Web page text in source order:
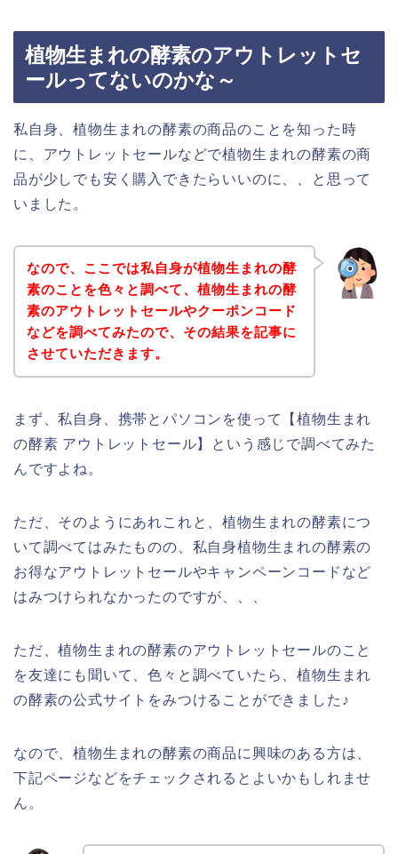
植物生まれの酵素のアウトレットセ
ールってないのかな～
私自身、植物生まれの酵素の商品のことを知った時
に、アウトレットセールなどで植物生まれの酵素の商
品が少しでも安く購入できたらいいのに、、と思って
いました。
なので、ここでは私自身が植物生まれの酵
素のことを色々と調べて、植物生まれの酵
素のアウトレットセールやクーポンコード
などを調べてみたので、その結果を記事に
させていただきます。
まず、私自身、携帯とパソコンを使って【植物生まれ
の酵素 アウトレットセール】という感じで調べてみた
んですよね。
ただ、そのようにあれこれと、植物生まれの酵素につ
いて調べてはみたものの、私自身植物生まれの酵素の
お得なアウトレットセールやキャンペーンコードなど
はみつけられなかったのですが、、、
ただ、植物生まれの酵素のアウトレットセールのこと
を友達にも聞いて、色々と調べていたら、植物生まれ
の酵素の公式サイトをみつけることができました♪
なので、植物生まれの酵素の商品に興味のある方は、
下記ページなどをチェックされるとよいかもしれませ
ん。